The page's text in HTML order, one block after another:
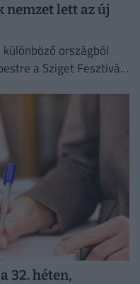
lett az új
országból
a Sziget Fesztivál
32. héten,